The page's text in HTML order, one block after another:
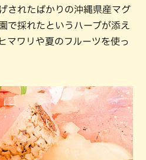
されたばかりの沖縄県産マグ
で採れたというハーブが添え
マワリや夏のフルーツを使っ